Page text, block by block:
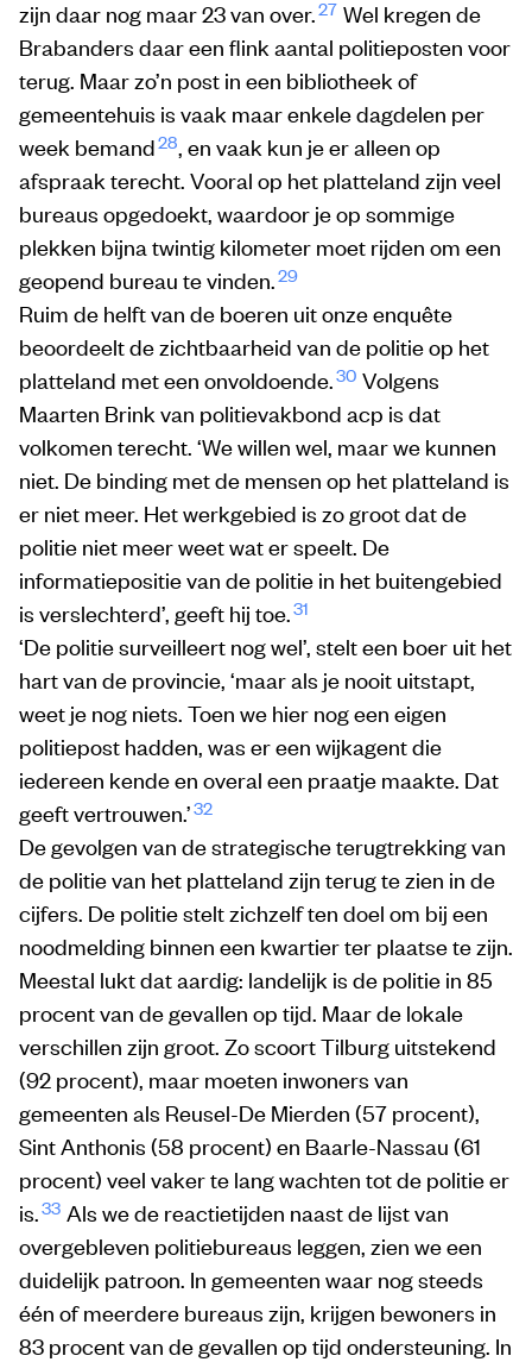
zijn daar nog maar 23 van over.27 Wel kregen de
Brabanders daar een flink aantal politieposten voor
terug. Maar zo’n post in een bibliotheek of
gemeentehuis is vaak maar enkele dagdelen per
week bemand28, en vaak kun je er alleen op
afspraak terecht. Vooral op het platteland zijn veel
bureaus opgedoekt, waardoor je op sommige
plekken bijna twintig kilometer moet rijden om een
geopend bureau te vinden.29
Ruim de helft van de boeren uit onze enquête
beoordeelt de zichtbaarheid van de politie op het
platteland met een onvoldoende.30 Volgens
Maarten Brink van politievakbond acp is dat
volkomen terecht. ‘We willen wel, maar we kunnen
niet. De binding met de mensen op het platteland is
er niet meer. Het werkgebied is zo groot dat de
politie niet meer weet wat er speelt. De
informatiepositie van de politie in het buitengebied
is verslechterd’, geeft hij toe.31
‘De politie surveilleert nog wel’, stelt een boer uit het
hart van de provincie, ‘maar als je nooit uitstapt,
weet je nog niets. Toen we hier nog een eigen
politiepost hadden, was er een wijkagent die
iedereen kende en overal een praatje maakte. Dat
geeft vertrouwen.’32
De gevolgen van de strategische terugtrekking van
de politie van het platteland zijn terug te zien in de
cijfers. De politie stelt zichzelf ten doel om bij een
noodmelding binnen een kwartier ter plaatse te zijn.
Meestal lukt dat aardig: landelijk is de politie in 85
procent van de gevallen op tijd. Maar de lokale
verschillen zijn groot. Zo scoort Tilburg uitstekend
(92 procent), maar moeten inwoners van
gemeenten als Reusel-De Mierden (57 procent),
Sint Anthonis (58 procent) en Baarle-Nassau (61
procent) veel vaker te lang wachten tot de politie er
is.33 Als we de reactietijden naast de lijst van
overgebleven politiebureaus leggen, zien we een
duidelijk patroon. In gemeenten waar nog steeds
één of meerdere bureaus zijn, krijgen bewoners in
83 procent van de gevallen op tijd ondersteuning. In